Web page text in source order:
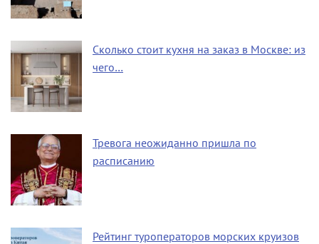
Сколько стоит кухня на заказ в Москве: из
чего…
Тревога неожиданно пришла по
расписанию
Рейтинг туроператоров морских круизов